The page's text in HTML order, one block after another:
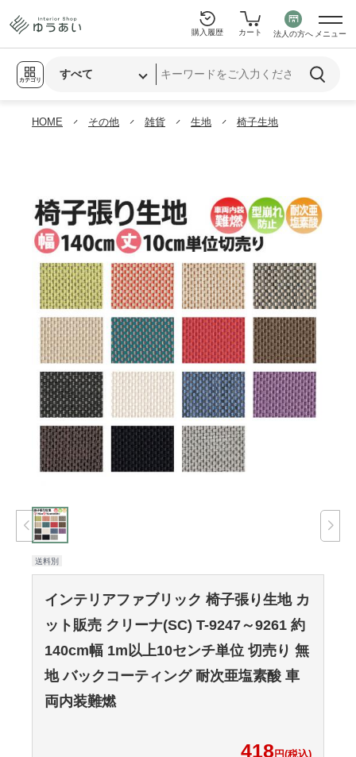
カテゴリ
購入履歴 カート 法人の方へ メニュー
HOME その他 雑貨 生地 椅子生地
送料別
インテリアファブリック 椅子張り生地 カ
ット販売 クリーナ(SC) T-9247～9261 約
140cm幅 1m以上10センチ単位 切売り 無
地 バックコーティング 耐次亜塩素酸 車
両内装難燃
418円(税込)